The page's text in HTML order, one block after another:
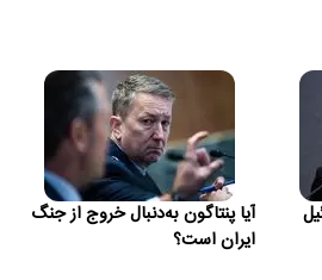
آیا پنتاگون به‌دنبال خروج از جنگ
ایران است؟